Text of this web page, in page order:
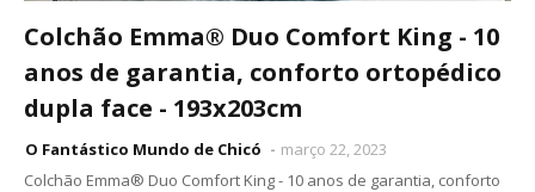
Colchão Emma® Duo Comfort King - 10
anos de garantia, conforto ortopédico
dupla face - 193x203cm
O Fantástico Mundo de Chicó
março 22, 2023
Colchão Emma® Duo Comfort King - 10 anos de garantia, conforto